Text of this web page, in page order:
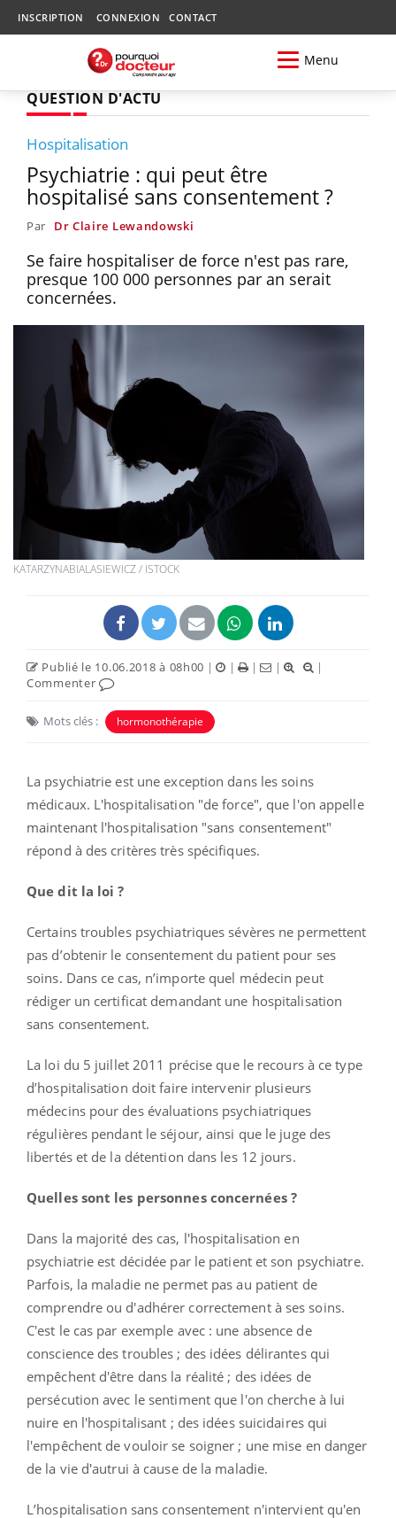
INSCRIPTION CONNEXION CONTACT
Menu
QUESTION D'ACTU
Hospitalisation
Psychiatrie : qui peut être
hospitalisé sans consentement ?
Par Dr Claire Lewandowski
Se faire hospitaliser de force n'est pas rare,
presque 100 000 personnes par an serait
concernées.
KATARZYNABIALASIEWICZ / ISTOCK
Publié le 10.06.2018 à 08h00 | | | |
|
Commenter
Mots clés : hormonothérapie
La psychiatrie est une exception dans les soins
médicaux. L'hospitalisation "de force", que l'on appelle
maintenant l'hospitalisation "sans consentement"
répond à des critères très spécifiques.
Que dit la loi ?
Certains troubles psychiatriques sévères ne permettent
pas d’obtenir le consentement du patient pour ses
soins. Dans ce cas, n’importe quel médecin peut
rédiger un certificat demandant une hospitalisation
sans consentement.
La loi du 5 juillet 2011 précise que le recours à ce type
d’hospitalisation doit faire intervenir plusieurs
médecins pour des évaluations psychiatriques
régulières pendant le séjour, ainsi que le juge des
libertés et de la détention dans les 12 jours.
Quelles sont les personnes concernées ?
Dans la majorité des cas, l'hospitalisation en
psychiatrie est décidée par le patient et son psychiatre.
Parfois, la maladie ne permet pas au patient de
comprendre ou d'adhérer correctement à ses soins.
C'est le cas par exemple avec : une absence de
conscience des troubles ; des idées délirantes qui
empêchent d'être dans la réalité ; des idées de
persécution avec le sentiment que l'on cherche à lui
nuire en l'hospitalisant ; des idées suicidaires qui
l'empêchent de vouloir se soigner ; une mise en danger
de la vie d'autrui à cause de la maladie.
L’hospitalisation sans consentement n'intervient qu'en